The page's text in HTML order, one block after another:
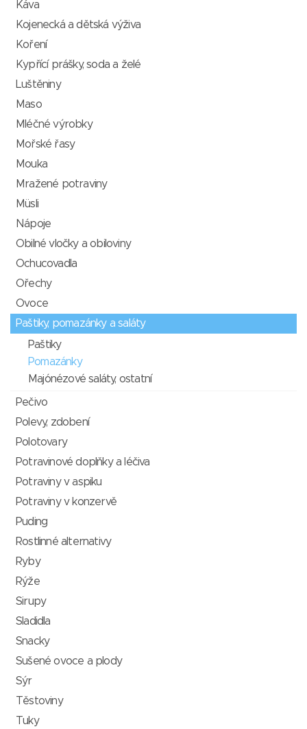
Káva
Kojenecká a dětská výživa
Koření
Kypřící prášky, soda a želé
Luštěniny
Maso
Mléčné výrobky
Mořské řasy
Mouka
Mražené potraviny
Müsli
Nápoje
Obilné vločky a obiloviny
Ochucovadla
Ořechy
Ovoce
Paštiky, pomazánky a saláty
Paštiky
Pomazánky
Majónézové saláty, ostatní
Pečivo
Polevy, zdobení
Polotovary
Potravinové doplňky a léčiva
Potraviny v aspiku
Potraviny v konzervě
Puding
Rostlinné alternativy
Ryby
Rýže
Sirupy
Sladidla
Snacky
Sušené ovoce a plody
Sýr
Těstoviny
Tuky